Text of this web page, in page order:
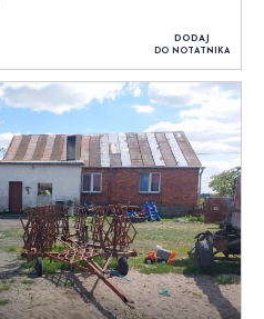
DODAJ
DO NOTATNIKA